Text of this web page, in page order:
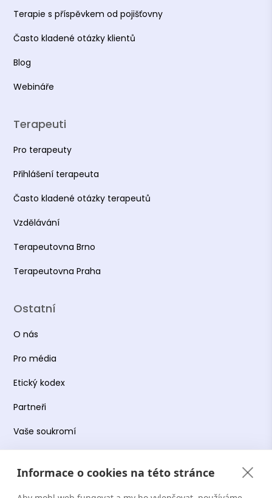
Informace o cookies na této stránce
Terapie s příspěvkem od pojišťovny
Často kladené otázky klientů
Blog
Webináře
Terapeuti
Pro terapeuty
Přihlášení terapeuta
Často kladené otázky terapeutů
Vzdělávání
Terapeutovna Brno
Terapeutovna Praha
Ostatní
O nás
Pro média
Etický kodex
Partneři
Vaše soukromí
Obchodní podmínky